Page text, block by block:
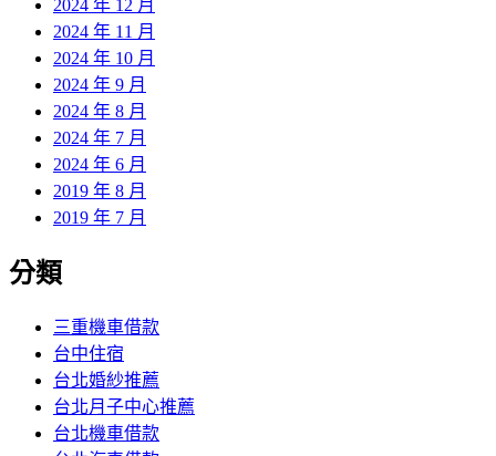
2024 年 12 月
2024 年 11 月
2024 年 10 月
2024 年 9 月
2024 年 8 月
2024 年 7 月
2024 年 6 月
2019 年 8 月
2019 年 7 月
分類
三重機車借款
台中住宿
台北婚紗推薦
台北月子中心推薦
台北機車借款